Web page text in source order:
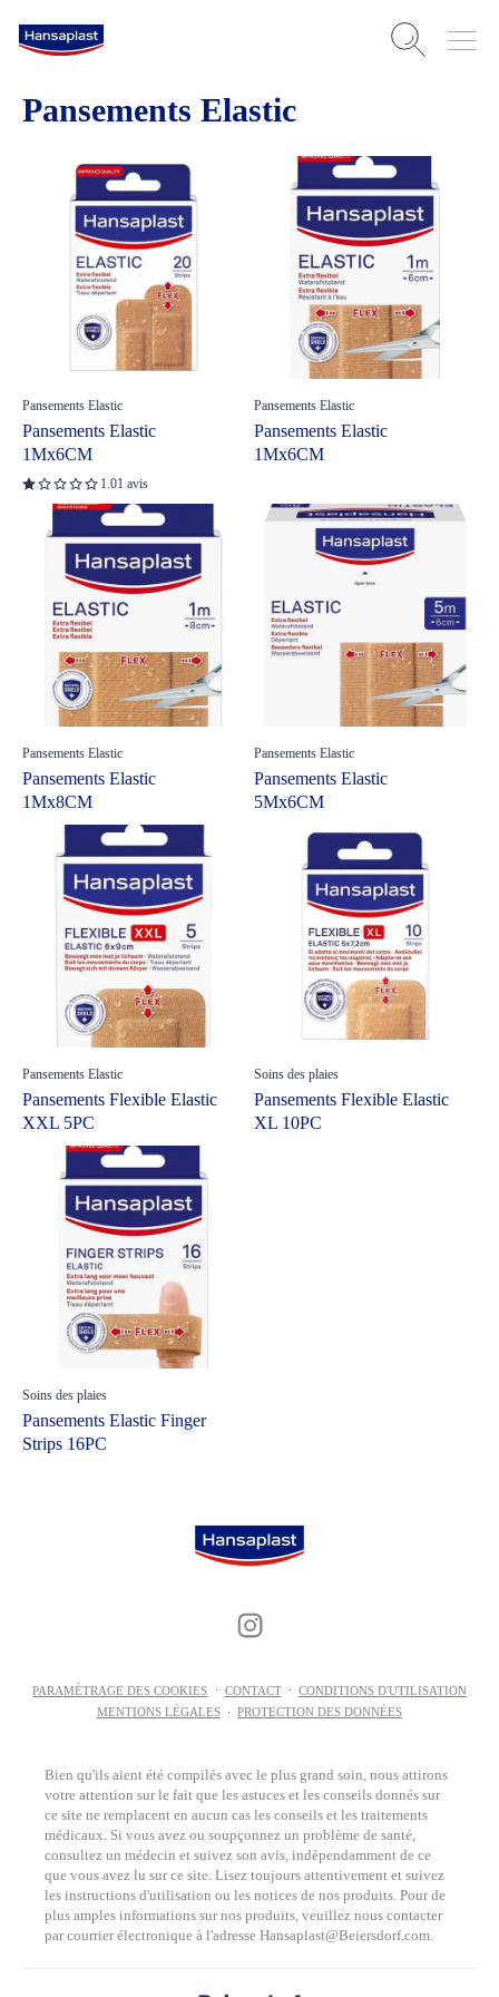
Pansements Elastic
Pansements Elastic
Pansements Elastic
1Mx6CM
1.01 avis
Pansements Elastic
Pansements Elastic
1Mx6CM
Pansements Elastic
Pansements Elastic
1Mx8CM
Pansements Elastic
Pansements Elastic
5Mx6CM
Pansements Elastic
Pansements Flexible Elastic
XXL 5PC
Soins des plaies
Pansements Flexible Elastic
XL 10PC
Soins des plaies
Pansements Elastic Finger
Strips 16PC
PARAMÉTRAGE DES COOKIES CONTACT
CONDITIONS D'UTILISATION
MENTIONS LÉGALES
PROTECTION DES DONNÉES
Bien qu'ils aient été compilés avec le plus grand soin, nous attirons
votre attention sur le fait que les astuces et les conseils donnés sur
ce site ne remplacent en aucun cas les conseils et les traitements
médicaux. Si vous avez ou soupçonnez un problème de santé,
consultez un médecin et suivez son avis, indépendamment de ce
que vous avez lu sur ce site. Lisez toujours attentivement et suivez
les instructions d'utilisation ou les notices de nos produits. Pour de
plus amples informations sur nos produits, veuillez nous contacter